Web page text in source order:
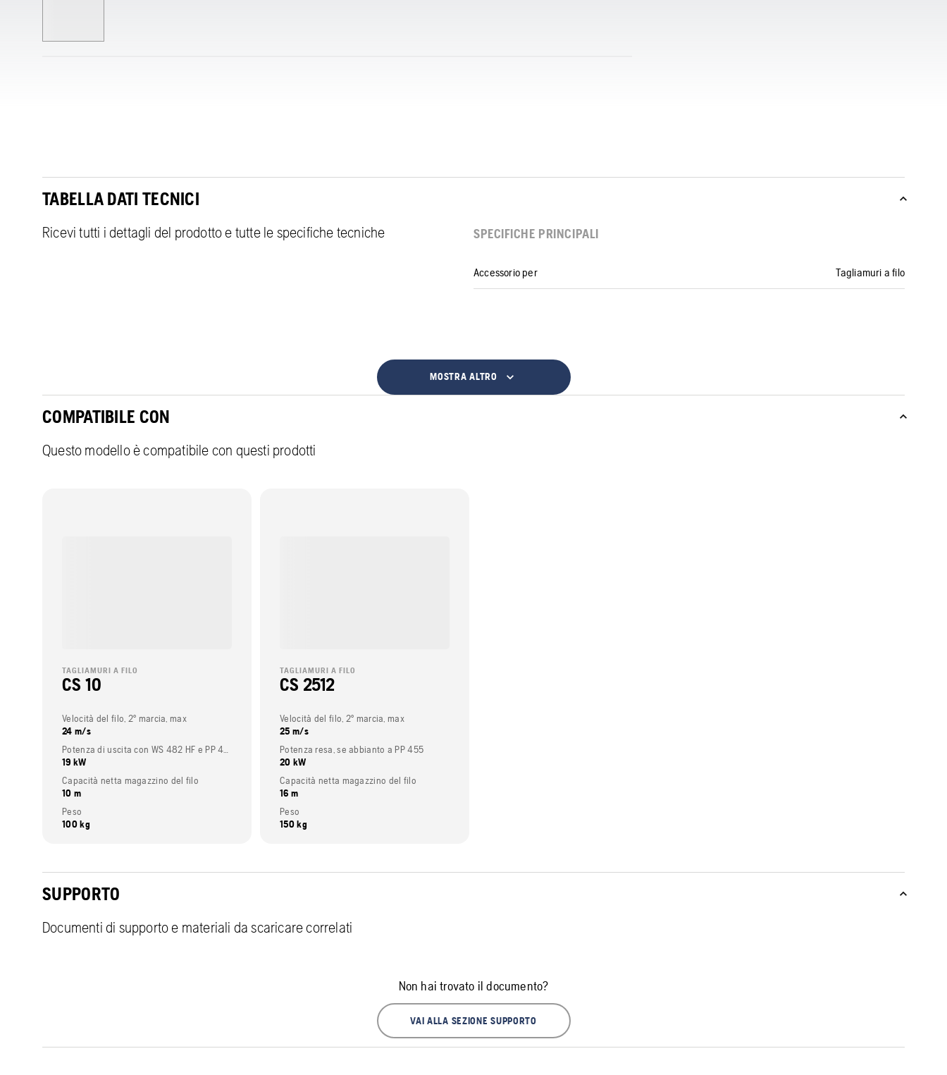
TABELLA DATI TECNICI
Ricevi tutti i dettagli del prodotto e tutte le specifiche tecniche SPECIFICHE PRINCIPALI
Accessorio per Tagliamuri a filo
MOSTRA ALTRO
COMPATIBILE CON
Questo modello è compatibile con questi prodotti
TAGLIAMURI A FILO
CS 10
Velocità del filo, 2° marcia, max
24 m/s
Potenza di uscita con WS 482 HF e PP 492
19 kW
Capacità netta magazzino del filo
10 m
Peso
100 kg
TAGLIAMURI A FILO
CS 2512
Velocità del filo, 2° marcia, max
25 m/s
Potenza resa, se abbianto a PP 455
20 kW
Capacità netta magazzino del filo
16 m
Peso
150 kg
SUPPORTO
Documenti di supporto e materiali da scaricare correlati
Non hai trovato il documento?
VAI ALLA SEZIONE SUPPORTO